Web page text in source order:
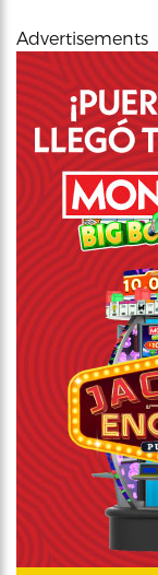
Advertisements